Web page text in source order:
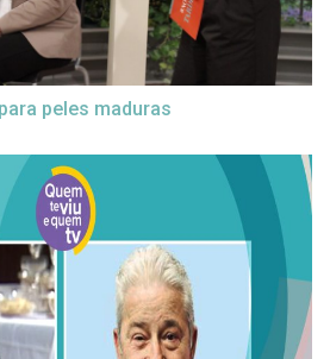
peles maduras